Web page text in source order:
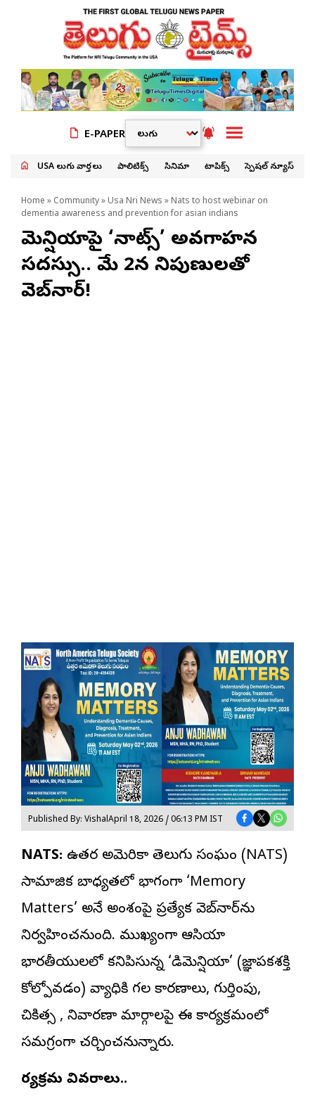
E-PAPER
USA తెలుగు వార్తలు పాలిటిక్స్ సినిమా టాపిక్స్ స్పెషల్ న్యూస్
Home » Community» Usa Nri News » Nats to host webinar on
dementia awareness and prevention for asian indians
డిమెన్షియాపై ‘నాట్స్’ అవగాహన
సదస్సు.. మే 2న నిపుణులతో
వెబ్‌నార్!
Published By: VishalApril 18, 2026 / 06:13 PM IST
NATS: ఉత్తర అమెరికా తెలుగు సంఘం (NATS)
సామాజిక బాధ్యతలో భాగంగా ‘Memory
Matters’ అనే అంశంపై ప్రత్యేక వెబ్‌నార్‌ను
నిర్వహించనుంది. ముఖ్యంగా ఆసియా
భారతీయులలో కనిపిస్తున్న ‘డిమెన్షియా’ (జ్ఞాపకశక్తి
కోల్పోవడం) వ్యాధికి గల కారణాలు, గుర్తింపు,
చికిత్స , నివారణా మార్గాలపై ఈ కార్యక్రమంలో
సమగ్రంగా చర్చించనున్నారు.
కార్యక్రమ వివరాలు..